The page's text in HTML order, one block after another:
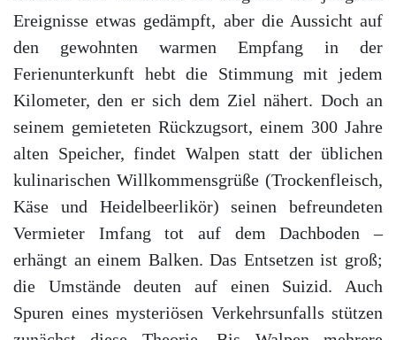
Ereignisse etwas gedämpft, aber die Aussicht auf
den gewohnten warmen Empfang in der
Ferienunterkunft hebt die Stimmung mit jedem
Kilometer, den er sich dem Ziel nähert. Doch an
seinem gemieteten Rückzugsort, einem 300 Jahre
alten Speicher, findet Walpen statt der üblichen
kulinarischen Willkommensgrüße (Trockenfleisch,
Käse und Heidelbeerlikör) seinen befreundeten
Vermieter Imfang tot auf dem Dachboden –
erhängt an einem Balken. Das Entsetzen ist groß;
die Umstände deuten auf einen Suizid. Auch
Spuren eines mysteriösen Verkehrsunfalls stützen